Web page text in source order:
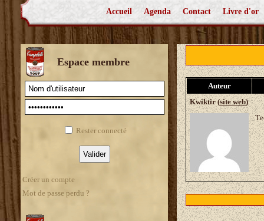
Accueil Agenda Contact Livre d'or
Espace membre
Rester connecté
Créer un compte
Mot de passe perdu ?
Auteur
Kwiktir (site web)